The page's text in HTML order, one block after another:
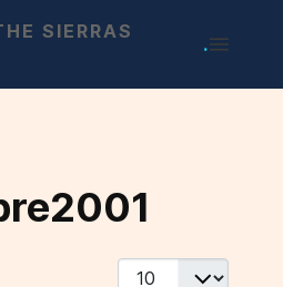
SIERRAS
.
Display #